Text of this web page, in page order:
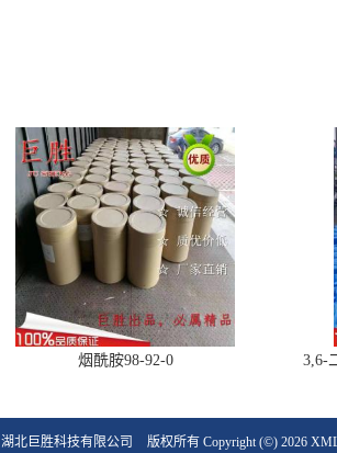
烟酰胺98-92-0
3,6-
湖北巨胜科技有限公司 版权所有 Copyright (©) 2026